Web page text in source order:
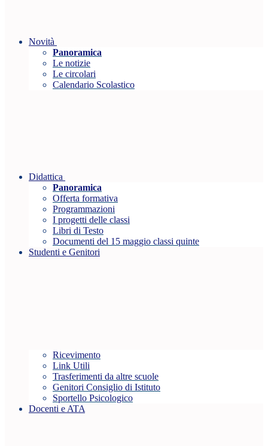
Novità
Panoramica
Le notizie
Le circolari
Calendario Scolastico
Didattica
Panoramica
Offerta formativa
Programmazioni
I progetti delle classi
Libri di Testo
Documenti del 15 maggio classi quinte
Studenti e Genitori
Ricevimento
Link Utili
Trasferimenti da altre scuole
Genitori Consiglio di Istituto
Sportello Psicologico
Docenti e ATA